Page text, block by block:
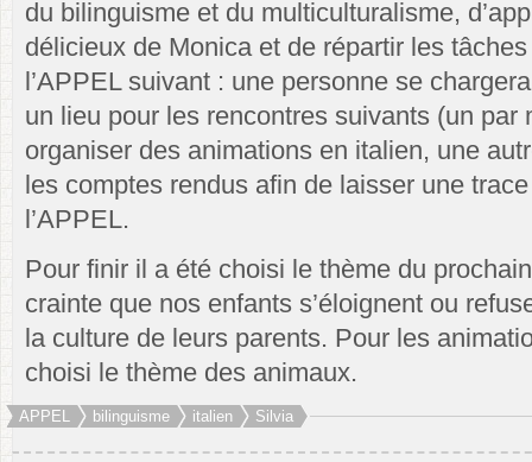
du bilinguisme et du multiculturalisme,
délicieux de Monica et de répartir les
l’APPEL suivant : une personne se
un lieu pour les rencontres suivants (un par
organiser des animations en italien, une
les comptes rendus afin de laisser une
l’APPEL.
Pour finir il a été choisi le thème du
crainte que nos enfants s’éloignent ou
la culture de leurs parents. Pour les
choisi le thème des animaux.
APPEL bilinguisme italien Silvia